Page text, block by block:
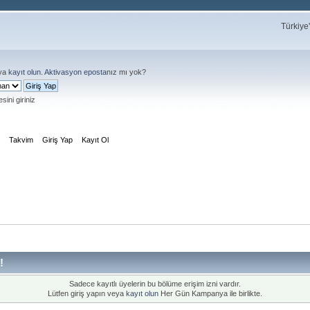
kayıt olun Aktivasyon epostanız mı yok?
giriniz
Takvim Giriş Yap Kayıt Ol
Sadece kayıtlı üyelerin bu bölüme erişim izni vardır.
Lütfen giriş yapın veya kayıt olun Her Gün Kampanya ile birlikte.